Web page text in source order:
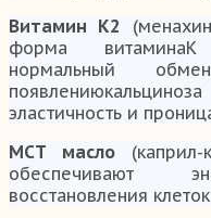
Витамин К2
форма витаминаK
нормальный
эластичность и
МСТ масло
обеспечивают
восстановления